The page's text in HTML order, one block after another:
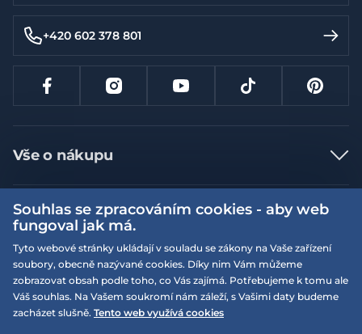
+420 602 378 801
Vše o nákupu
Jak nakupovat
Nejčastější dotazy
Doprava a platba
Vrácení a výměna zboží
Reklamace
Velikostní tabulky
Více informací
Obchodní podmínky
Podmínky EQS věrnostního klubu
On-line katalogy
Naše prodejny
EQS Rudná
Souhlas se zpracováním cookies - aby web
fungoval jak má.
Tyto webové stránky ukládají v souladu se zákony na Vaše zařízení
soubory, obecně nazývané cookies. Díky nim Vám můžeme
zobrazovat obsah podle toho, co Vás zajímá. Potřebujeme k tomu ale
Váš souhlas. Na Vašem soukromí nám záleží, s Vašimi daty budeme
zacházet slušně. Tento web využívá cookies